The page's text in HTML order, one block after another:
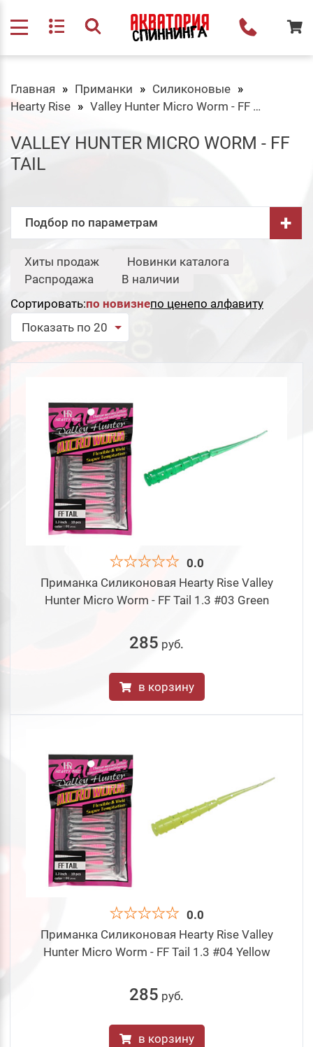
Главная Приманки
Силиконовые
Hearty Rise
Valley Hunter Micro Worm - FF Tail
VALLEY HUNTER MICRO WORM - FF
TAIL
Подбор по параметрам +
Тип:
Свернуть
Слаг
Сбросить
Хиты продаж
Новинки каталога
Распродажа
В наличии
Сортировать:по новизнепо ценепо алфавиту
Показать по 20
0.0
Приманка Силиконовая Hearty Rise Valley
Hunter Micro Worm - FF Tail 1.3 #03 Green
285 руб.
в корзину
0.0
Приманка Силиконовая Hearty Rise Valley
Hunter Micro Worm - FF Tail 1.3 #04 Yellow
285 руб.
в корзину